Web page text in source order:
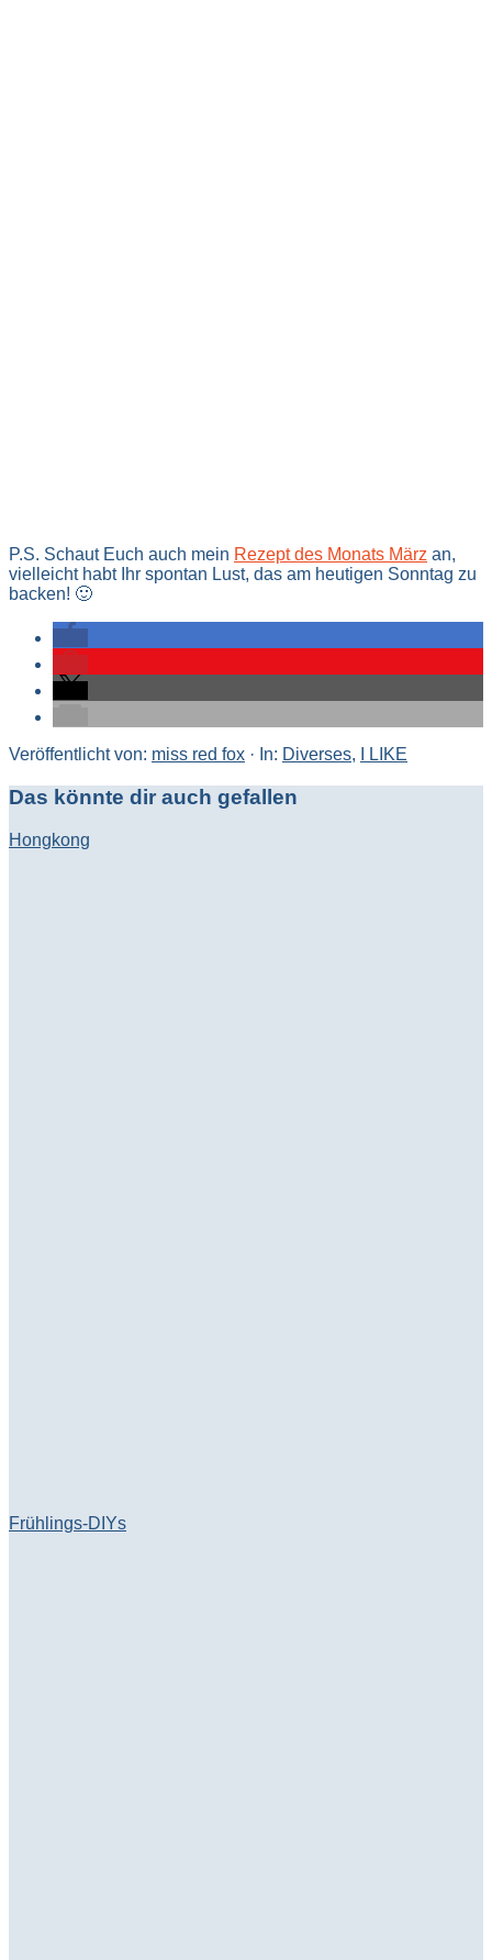
P.S. Schaut Euch auch mein Rezept des Monats März an,
vielleicht habt Ihr spontan Lust, das am heutigen Sonntag zu
backen! 🙂
Veröffentlicht von: miss red fox · In: Diverses, I LIKE
Das könnte dir auch gefallen
Hongkong
Frühlings-DIYs